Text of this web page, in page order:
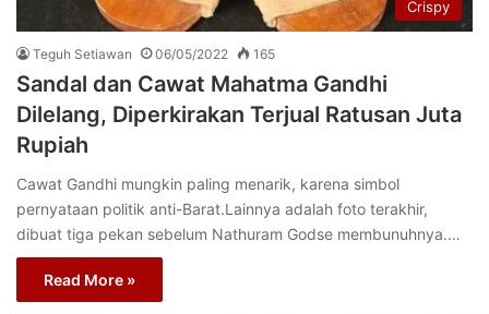
Crispy
Teguh Setiawan 06/05/2022 165
Sandal dan Cawat Mahatma Gandhi
Dilelang, Diperkirakan Terjual Ratusan Juta
Rupiah
Cawat Gandhi mungkin paling menarik, karena simbol
pernyataan politik anti-Barat.Lainnya adalah foto terakhir,
dibuat tiga pekan sebelum Nathuram Godse membunuhnya.…
Read More »